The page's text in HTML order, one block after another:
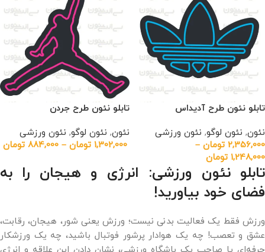
تابلو نئون طرح آدیداس
نئون, نئون لوگو, نئون ورزشی
2,356,000 تومان –
1,248,000 تومان
تابلو نئون طرح جردن
نئون, نئون لوگو, نئون ورزشی
1,302,000 تومان –
884,000 تومان
تابلو نئون ورزشی: انرژی و هیجان را به
فضای خود بیاورید!
ورزش فقط یک فعالیت بدنی نیست؛ ورزش یعنی شور، هیجان، رقابت،
عشق و تعصب! چه یک هوادار پرشور فوتبال باشید، چه یک ورزشکار